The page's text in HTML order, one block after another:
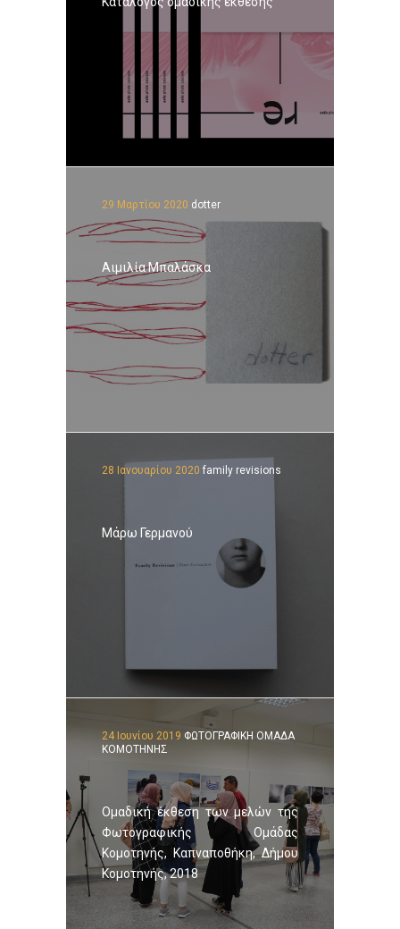
29 Μαρτίου 2020 dotter
Αιμιλία Μπαλάσκα
28 Ιανουαρίου 2020 family revisions
Μάρω Γερμανού
24 Ιουνίου 2019 ΦΩΤΟΓΡΑΦΙΚΗ ΟΜΑΔΑ
ΚΟΜΟΤΗΝΗΣ
Ομαδική έκθεση των μελών της
Φωτογραφικής Ομάδας
Κομοτηνής, Καπναποθήκη, Δήμου
Κομοτηνής, 2018